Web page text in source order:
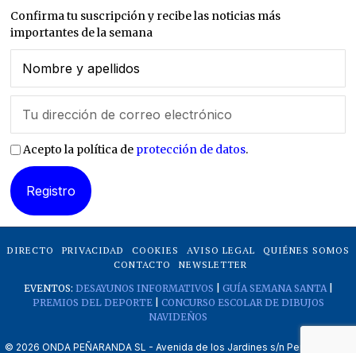
Confirma tu suscripción y recibe las noticias más
importantes de la semana
Acepto la política de protección de datos.
DIRECTO PRIVACIDAD COOKIES AVISO LEGAL
QUIÉNES SOMOS
CONTACTO
NEWSLETTER
EVENTOS: DESAYUNOS INFORMATIVOS GUÍA SEMANA SANTA|
PREMIOS DEL DEPORTE| CONCURSO ESCOLAR DE DIBUJOS
NAVIDEÑOS
© 2026 ONDA PEÑARANDA SL - Avenida de los Jardines s/n Peñaranda de